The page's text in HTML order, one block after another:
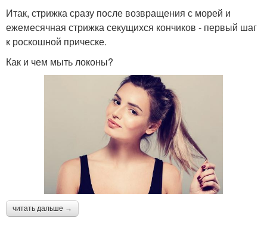
Итак, стрижка сразу после возвращения с морей и
ежемесячная стрижка секущихся кончиков - первый шаг
к роскошной прическе.
Как и чем мыть локоны?
читать дальше →